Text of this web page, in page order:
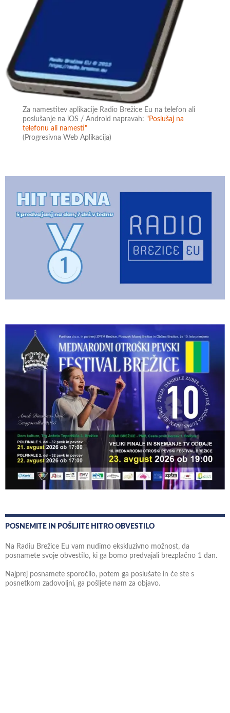
Za namestitev aplikacije Radio Brežice Eu na telefon ali
poslušanje na iOS / Android napravah:"Poslušaj na
telefonu ali namesti"
(Progresivna Web Aplikacija)
POSNEMITE IN POŠLJITE HITRO OBVESTILO
Na Radiu Brežice Eu vam nudimo ekskluzivno možnost, da
posnamete svoje obvestilo, ki ga bomo predvajali brezplačno 1 dan.
Najprej posnamete sporočilo, potem ga poslušate in če ste s
posnetkom zadovoljni, ga pošljete nam za objavo.